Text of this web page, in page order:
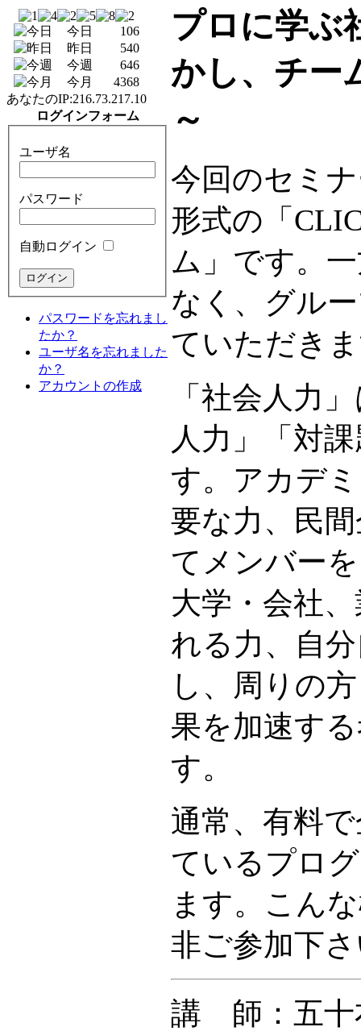
今日
106
昨日
540
今週
646
今月
4368
あなたのIP:216.73.217.10
ログインフォーム
ユーザ名
パスワード
自動ログイン
パスワードを忘れまし
たか？
ユーザ名を忘れました
か？
アカウントの作成
プロに学ぶ
かし、チー
～
今回のセミ
形式の「
ム」です。
なく、グル
ていただき
「社会人力
人力」「対
す。アカデ
要な力、民
てメンバー
大学・会社
れる力、自
し、周りの
果を加速す
す。
通常、有料
ているプロ
ます。こん
非ご参加下
講 師：五十